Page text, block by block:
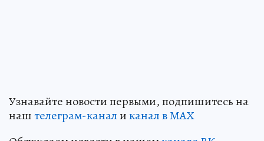
Узнавайте новости первыми, подпишитесь на
наштелеграм-каналиканал в МАХ